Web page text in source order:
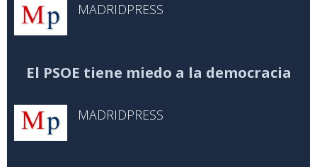
MADRIDPRESS
El PSOE tiene miedo a la democracia
MADRIDPRESS